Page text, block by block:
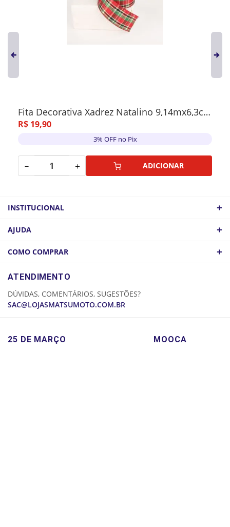
Fita Decorativa Xadrez Natalino 9,14mx6,3cm
R$ 19,90
3% OFF no Pix
－ ＋ ADICIONAR
INSTITUCIONAL +
COMO CHEGAR
AJUDA +
COMO COMPRAR +
CADASTRE-SE
MINHA CONTA
MEUS PEDIDOS
ATENDIMENTO
DÚVIDAS, COMENTÁRIOS, SUGESTÕES?
SAC@LOJASMATSUMOTO.COM.BR
25 DE MARÇO MOOCA